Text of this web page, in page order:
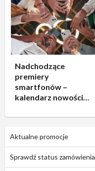
Nadchodzące
premiery
smartfonów –
kalendarz nowości
Aktualne promocje
Sprawdź status zamówienia